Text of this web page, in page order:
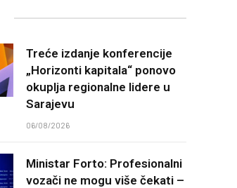
Treće izdanje konferencije
„Horizonti kapitala“ ponovo
okuplja regionalne lidere u
Sarajevu
06/08/2026
Ministar Forto: Profesionalni
vozači ne mogu više čekati –